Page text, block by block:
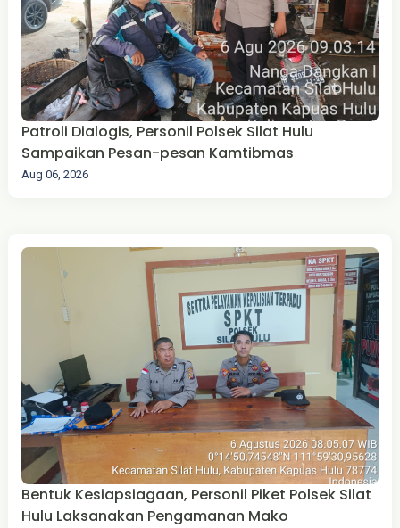
Patroli Dialogis, Personil Polsek Silat Hulu
Sampaikan Pesan-pesan Kamtibmas
Aug 06, 2026
Bentuk Kesiapsiagaan, Personil Piket Polsek Silat
Hulu Laksanakan Pengamanan Mako